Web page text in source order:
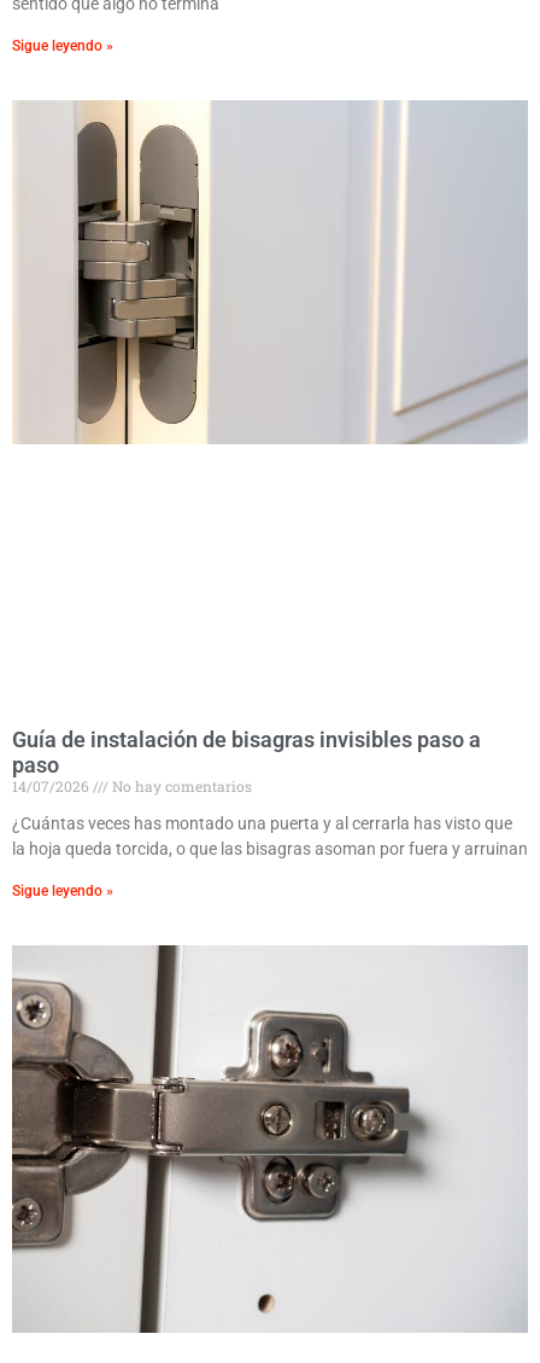
Sigue leyendo »
Guía de instalación de bisagras invisibles paso a
paso
14/07/2026
No hay comentarios
¿Cuántas veces has montado una puerta y al cerrarla has visto que
la hoja queda torcida, o que las bisagras asoman por fuera y arruinan
Sigue leyendo »